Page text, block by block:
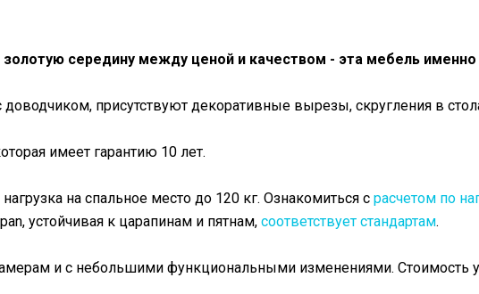
середину между ценой и качеством - эта мебель именно
присутствуют декоративные вырезы, скругления в
имеет гарантию 10 лет.
на спальное место до 120 кг. Ознакомиться с расчетом по
устойчивая к царапинам и пятнам, соответствует стандартам.
и с небольшими функциональными изменениями. Стоимость